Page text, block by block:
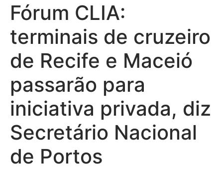
Fórum CLIA:
terminais de cruzeiro
de Recife e Maceió
passarão para
iniciativa privada, diz
Secretário Nacional
de Portos